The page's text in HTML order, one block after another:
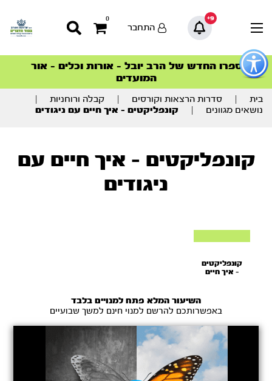
כפתור
לפתיחת
תפריט
9+
0
התחבר
סדרות הפודקאסטים
הסדרה המובילה החודש – דרך המלך
ספרו החדש של הרב יובל – אורות וכלים – אור
המועדים
הצטרפו למהפכת הבריאות הטבעית >
סדרות הפודקאסטים
הסדרה המובילה החודש – דרך המלך
תוכן
מרכזי
בית סדרות הרצאות וקורסים קבלה ורוחניות
נושאים מגוונים
קונפליקטים – איך חיים עם ניגודים
קונפליקטים - איך חיים עם
ניגודים
קונפליקטים
- איך חיים
השיעור המלא פתח למנויים בלבד
באפשרותכם להרשם למנוי חינם למשך שבועיים